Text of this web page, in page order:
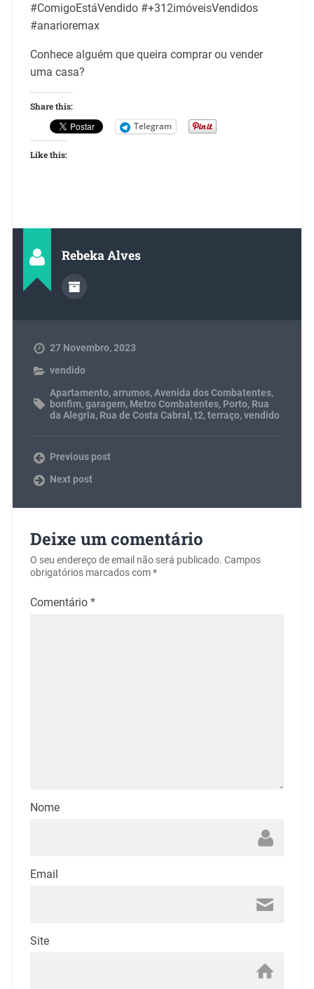
#ComigoEstáVendido #+312imóveisVendidos
#anarioremax
Conhece alguém que queira comprar ou vender
uma casa?
Share this:
Telegram
Like this:
Rebeka Alves
27 Novembro, 2023
vendido
Apartamento,arrumos,Avenida dos Combatentes,
bonfim,garagem, Metro Combatentes, Porto, Rua
da Alegria, Rua de Costa Cabral ,t2,terraço,vendido
Previous post
Next post
Deixe um comentário
O seu endereço de email não será publicado. Campos
obrigatórios marcados com*
Comentário *
Nome
Email
Site